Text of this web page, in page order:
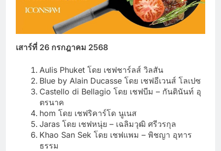
เสาร์ที่ 26 กรกฎาคม 2568
Aulis Phuket โดย เชฟชาร์ลส์ วิลสัน
Blue by Alain Ducasse โดย เชฟอีเวนส์ โลเปซ
Castello di Bellagio โดย เชฟบีม – กันตินันท์ อุ
ตรนาค
hom โดย เชฟริคาร์โด นูเนส
Jaras โดย เชฟหนุ่ย – เฉลิมวุฒิ ศรีวรกุล
Khao San Sek โดย เชฟแพม – พิชญา อุทาร
ธรรม